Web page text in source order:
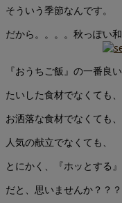
そういう季節なんです。
だから。。。。秋っぽい
『おうちご飯』の一番良
たいした食材でなくても、
お洒落な食材でなくても、
人気の献立でなくても、
とにかく、『ホッとする
だと、思いませんか？？？